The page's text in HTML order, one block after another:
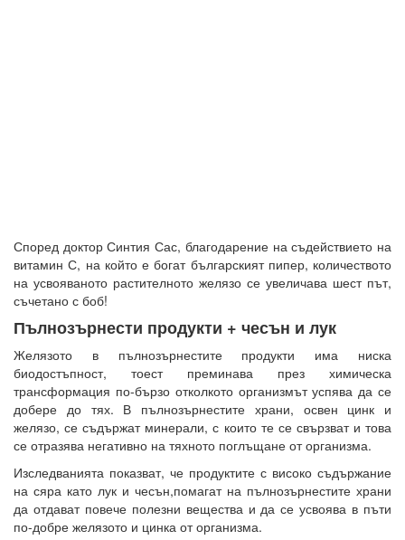
Според доктор Синтия Сас, благодарение на съдействието на
витамин С, на който е богат българският пипер, количеството
на усвояваното растителното желязо се увеличава шест път,
съчетано с боб!
Пълнозърнести продукти + чесън и лук
Желязото в пълнозърнестите продукти има ниска
биодостъпност, тоест преминава през химическа
трансформация по-бързо отколкото организмът успява да се
добере до тях. В пълнозърнестите храни, освен цинк и
желязо, се съдържат минерали, с които те се свързват и това
се отразява негативно на тяхното поглъщане от организма.
Изследванията показват, че продуктите с високо съдържание
на сяра като лук и чесън,помагат на пълнозърнестите храни
да отдават повече полезни вещества и да се усвоява в пъти
по-добре желязото и цинка от организма.